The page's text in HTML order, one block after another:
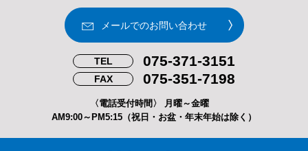
メールでのお問い合わせ
TEL 075-371-3151
FAX 075-351-7198
〈電話受付時間〉 月曜～金曜
AM9:00～PM5:15（祝日・お盆・年末年始は除く）